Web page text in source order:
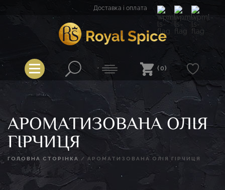
Доставка і оплата
Royal Spice
(0)
АРОМАТИЗОВАНА ОЛІЯ
ГІРЧИЦЯ
ГОЛОВНА СТОРІНКА / АРОМАТИЗОВАНА ОЛІЯ ГІРЧИЦЯ